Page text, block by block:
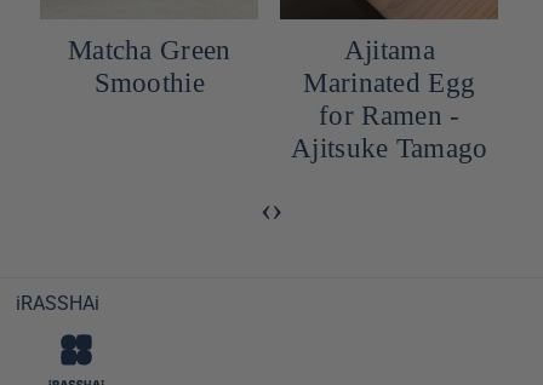
Matcha Green
Smoothie
Ajitama
Marinated Egg
for Ramen -
Ajitsuke Tamago
‹›
iRASSHAi